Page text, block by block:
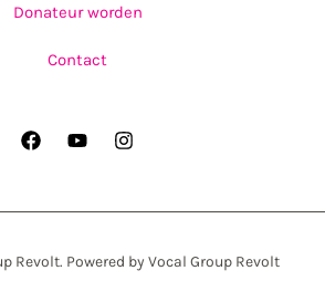
Donateur worden
Contact
Revolt. Powered by Vocal Group Revolt